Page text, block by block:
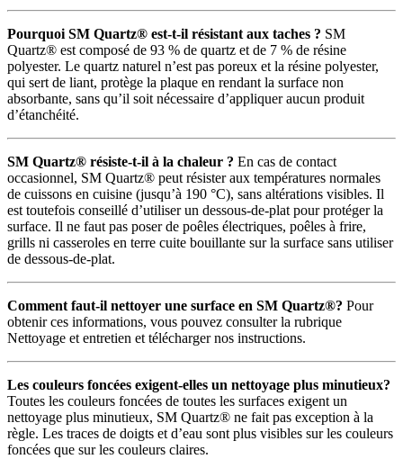
Pourquoi SM Quartz® est-t-il résistant aux taches ? SM
Quartz® est composé de 93 % de quartz et de 7 % de résine
polyester. Le quartz naturel n’est pas poreux et la résine polyester,
qui sert de liant, protège la plaque en rendant la surface non
absorbante, sans qu’il soit nécessaire d’appliquer aucun produit
d’étanchéité.
SM Quartz® résiste-t-il à la chaleur ? En cas de contact
occasionnel, SM Quartz® peut résister aux températures normales
de cuissons en cuisine (jusqu’à 190 °C), sans altérations visibles. Il
est toutefois conseillé d’utiliser un dessous-de-plat pour protéger la
surface. Il ne faut pas poser de poêles électriques, poêles à frire,
grills ni casseroles en terre cuite bouillante sur la surface sans utiliser
de dessous-de-plat.
Comment faut-il nettoyer une surface en SM Quartz®? Pour
obtenir ces informations, vous pouvez consulter la rubrique
Nettoyage et entretien et télécharger nos instructions.
Les couleurs foncées exigent-elles un nettoyage plus minutieux?
Toutes les couleurs foncées de toutes les surfaces exigent un
nettoyage plus minutieux, SM Quartz® ne fait pas exception à la
règle. Les traces de doigts et d’eau sont plus visibles sur les couleurs
foncées que sur les couleurs claires.